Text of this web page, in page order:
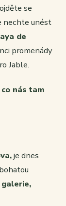
se
nechte unést
de
promenády
Jable.
nás tam
je dnes